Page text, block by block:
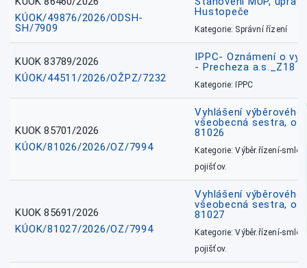
KÚOK/49876/2026/ODSH-
SH/7909
Hustopeče
Kategorie: Správní řízení
KUOK 83789/2026
KÚOK/44511/2026/OŽPZ/7232
IPPC- Oznámení o
- Precheza a.s._Z18
Kategorie: IPPC
KUOK 85701/2026
KÚOK/81026/2026/OZ/7994
Vyhlášení
všeobecná sestra,
81026
Kategorie: Výběr.řízení-
pojišťov.
KUOK 85691/2026
KÚOK/81027/2026/OZ/7994
Vyhlášení
všeobecná sestra,
81027
Kategorie: Výběr.řízení-
pojišťov.